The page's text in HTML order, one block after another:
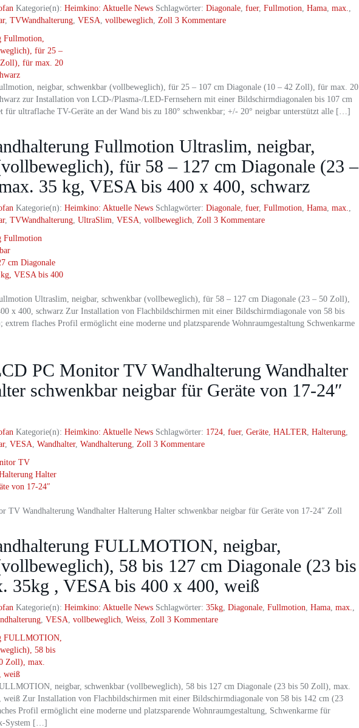
Kategorie(n): Heimkino: Aktuelle News Schlagwörter: Diagonale, fuer, Fullmotion, Hama, max.,
, TVWandhalterung, VESA, vollbeweglich, Zoll 3 Kommentare
neigbar, schwenkbar (vollbeweglich), für 25 – 107 cm Diagonale (10 – 42 Zoll), für max. 20
zur Installation von LCD-/Plasma-/LED-Fernsehern mit einer Bildschirmdiagonalen bis 107 cm
für ultraflache TV-Geräte an der Wand bis zu 180° schwenkbar; +/- 20° neigbar unterstützt alle […]
Fullmotion Ultraslim, neigbar,
für 58 – 127 cm Diagonale (23 –
35 kg, VESA bis 400 x 400, schwarz
Kategorie(n): Heimkino: Aktuelle News Schlagwörter: Diagonale, fuer, Fullmotion, Hama, max.,
, TVWandhalterung, UltraSlim, VESA, vollbeweglich, Zoll 3 Kommentare
Ultraslim, neigbar, schwenkbar (vollbeweglich), für 58 – 127 cm Diagonale (23 – 50 Zoll),
x 400, schwarz Zur Installation von Flachbildschirmen mit einer Bildschirmdiagonale von 58 bis
flaches Profil ermöglicht eine moderne und platzsparende Wohnraumgestaltung Schwenkarme
PC Monitor TV Wandhalterung Wandhalter
schwenkbar neigbar für Geräte von 17-24″
Kategorie(n): Heimkino: Aktuelle News Schlagwörter: 1724, fuer, Geräte, HALTER, Halterung,
, VESA, Wandhalter, Wandhalterung, Zoll 3 Kommentare
TV Wandhalterung Wandhalter Halterung Halter schwenkbar neigbar für Geräte von 17-24″ Zoll
FULLMOTION, neigbar,
58 bis 127 cm Diagonale (23 bis
35kg , VESA bis 400 x 400, weiß
Kategorie(n): Heimkino: Aktuelle News Schlagwörter: 35kg, Diagonale, Fullmotion, Hama, max.,
, VESA, vollbeweglich, Weiss, Zoll 3 Kommentare
neigbar, schwenkbar (vollbeweglich), 58 bis 127 cm Diagonale (23 bis 50 Zoll), max.
Zur Installation von Flachbildschirmen mit einer Bildschirmdiagonale von 58 bis 142 cm (23
Profil ermöglicht eine moderne und platzsparende Wohnraumgestaltung, Schwenkarme für
System […]